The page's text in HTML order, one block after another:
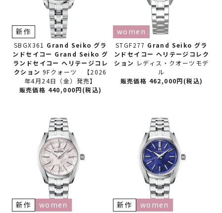
SBGX361 Grand Seiko グラ
ンドセイコー Grand Seiko グ
ランドセイコー ヘリテージコレ
クション9Fクォーツ 【2026
年4月24日（金）発売】
新作
販売価格 440,000円(税込)
STGF277 Grand Seiko グラ
ンドセイコー ヘリテージコレク
ション レディス・クオーツモデ
ル
women
販売価格 462,000円(税込)
新作 women 新作 women